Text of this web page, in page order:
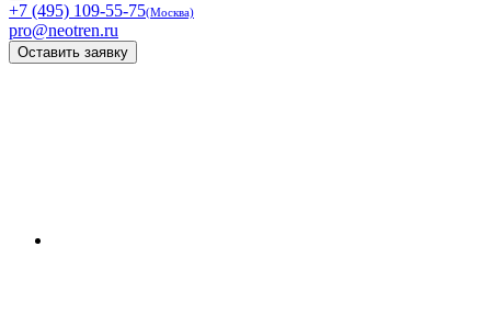
+7 (495) 109-55-75(Москва)
pro@neotren.ru
Оставить заявку